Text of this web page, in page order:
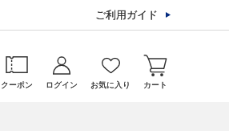
ご利用ガイド
クーポン ログイン お気に入り カート